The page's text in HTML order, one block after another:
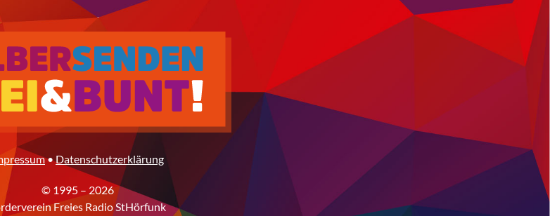
•Datenschutzerklärung
© 1995 – 2026
Freies Radio StHörfunk